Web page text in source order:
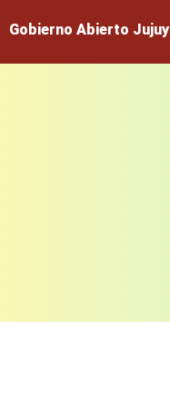
Gobierno Abierto Jujuy